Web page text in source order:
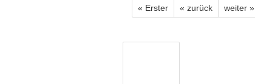
« Erster « zurück weiter »